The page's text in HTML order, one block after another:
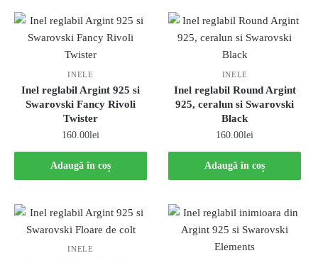
INELE
Inel reglabil Argint 925 si
Swarovski Fancy Rivoli
Twister
160.00lei
Adaugă în coș
INELE
Inel reglabil Round Argint
925, ceralun si Swarovski
Black
160.00lei
Adaugă în coș
INELE